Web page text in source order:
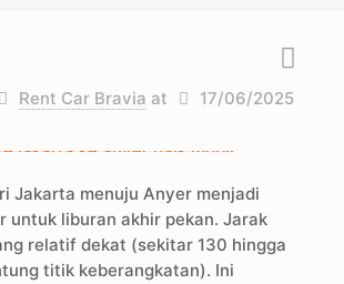
Rent Car Bravia at 17/06/2025
Jakarta menuju Anyer menjadi
untuk liburan akhir pekan. Jarak
relatif dekat (sekitar 130 hingga
titik keberangkatan). Ini